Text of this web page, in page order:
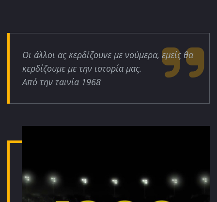
Οι άλλοι ας κερδίζουνε με νούμερα, εμείς θα
κερδίζουμε με την ιστορία μας.
Από την ταινία 1968